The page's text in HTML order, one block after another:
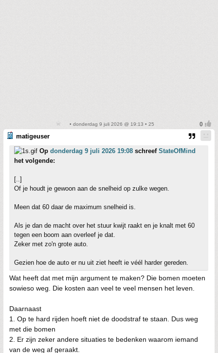
• donderdag 9 juli 2026 @ 19:13 • 25
matigeuser
Op donderdag 9 juli 2026 19:08 schreef StateOfMind
het volgende:
[..]
Of je houdt je gewoon aan de snelheid op zulke wegen.
Meen dat 60 daar de maximum snelheid is.
Als je dan de macht over het stuur kwijt raakt en je knalt met 60
tegen een boom aan overleef je dat.
Zeker met zo'n grote auto.
Gezien hoe de auto er nu uit ziet heeft ie véél harder gereden.
Wat heeft dat met mijn argument te maken? Die bomen moeten
sowieso weg. Die kosten aan veel te veel mensen het leven.
Daarnaast
1. Op te hard rijden hoeft niet de doodstraf te staan. Dus weg
met die bomen
2. Er zijn zeker andere situaties te bedenken waarom iemand
van de weg af geraakt.